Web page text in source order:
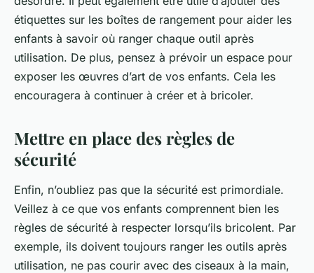
étiquettes sur les boîtes de rangement pour aider les
enfants à savoir où ranger chaque outil après
utilisation. De plus, pensez à prévoir un espace pour
exposer les œuvres d’art de vos enfants. Cela les
encouragera à continuer à créer et à bricoler.
Mettre en place des règles de
sécurité
Enfin, n’oubliez pas que la sécurité est primordiale.
Veillez à ce que vos enfants comprennent bien les
règles de sécurité à respecter lorsqu’ils bricolent. Par
exemple, ils doivent toujours ranger les outils après
utilisation, ne pas courir avec des ciseaux à la main,